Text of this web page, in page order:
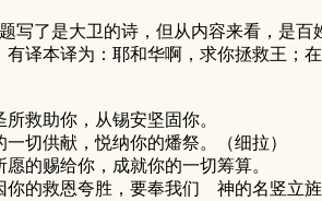
题写了是大卫的诗，但从内容来看，是
本译为：耶和华啊，求你拯救王；在
所救助你，从锡安坚固你。
供献，悦纳你的燔祭。（细拉）
赐给你，成就你的一切筹算。
救恩夸胜，要奉我们 神的名竖立旌